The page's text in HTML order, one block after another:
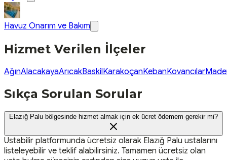
Havuz Onarım ve Bakım
Hizmet Verilen İlçeler
AğınAlacakayaArıcakBaskilKarakoçanKebanKovancılar
Sıkça Sorulan Sorular
Elazığ Palu bölgesinde hizmet almak için ek ücret ödemem gerekir mi?
Ustabilir platformunda ücretsiz olarak Elazığ Palu ustalarını
listeleyebilir ve teklif alabilirsiniz. Tamamen ücretsiz olan